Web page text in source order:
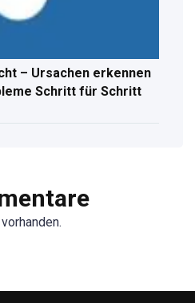
– Ursachen erkennen
Schritt für Schritt